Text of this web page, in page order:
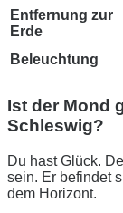
Entfernung zur
Erde
Beleuchtung
Ist der Mond
Schleswig?
Du hast Glück.
sein. Er befindet
dem Horizont.